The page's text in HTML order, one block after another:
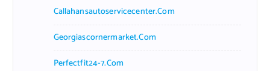
Callahansautoservicecenter.com
Georgiascornermarket.com
Perfectfit24-7.com